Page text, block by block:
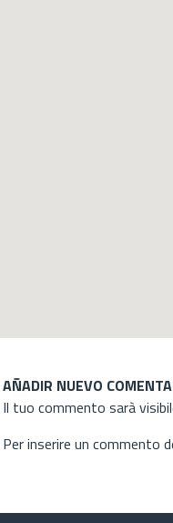
AÑADIR NUEVO
Il tuo commento sarà
Per inserire un commento